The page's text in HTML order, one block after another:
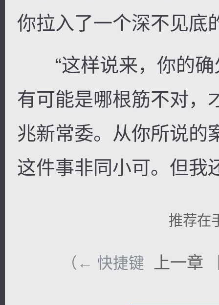
你拉入了一个深不见底
“这样说来，你的确
有可能是哪根筋不对，
兆新常委。从你所说的
这件事非同小可。但我
推荐在
（← 快捷键 上一章